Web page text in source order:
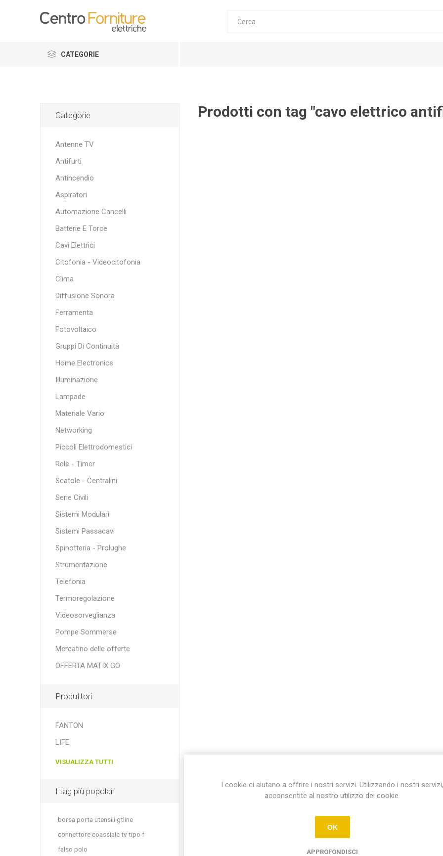
CATEGORIE
Prodotti con tag "cavo elettrico
Categorie
Antenne TV
Antifurti
Antincendio
Aspiratori
Automazione Cancelli
Batterie E Torce
Cavi Elettrici
Citofonia - Videocitofonia
Clima
Diffusione Sonora
Ferramenta
Fotovoltaico
Gruppi Di Continuità
Home Electronics
Illuminazione
Lampade
Materiale Vario
Networking
Piccoli Elettrodomestici
Relè - Timer
Scatole - Centralini
Serie Civili
Sistemi Modulari
Sistemi Passacavi
Spinotteria - Prolughe
Strumentazione
Telefonia
Termoregolazione
Videosorveglianza
Pompe Sommerse
Mercatino delle offerte
OFFERTA MATIX GO
Produttori
FANTON
LIFE
VISUALIZZA TUTTI
I tag più popolari
borsa porta utensili gtline
connettore coassiale tv tipo f
falso polo
I cookie ci aiutano a offrire i nostri servizi. Utilizzando i nostri servizi,
acconsentite al nostro utilizzo dei cookie.
OK
APPROFONDISCI